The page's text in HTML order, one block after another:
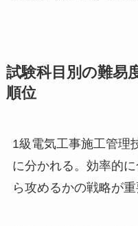
試験科目別の難易
順位
1級電気工事施工管理
に分かれる。効率的
ら攻めるかの戦略が重